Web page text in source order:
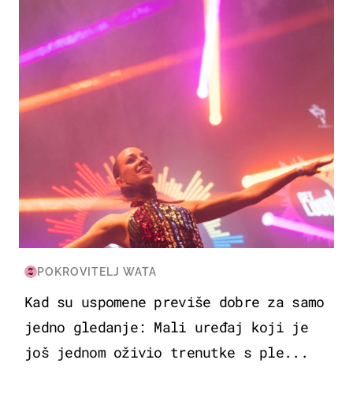
KULTURA & ZABAVA
POKROVITELJ WATA
Kad su uspomene previše dobre za samo
jedno gledanje: Mali uređaj koji je
još jednom oživio trenutke s ple...